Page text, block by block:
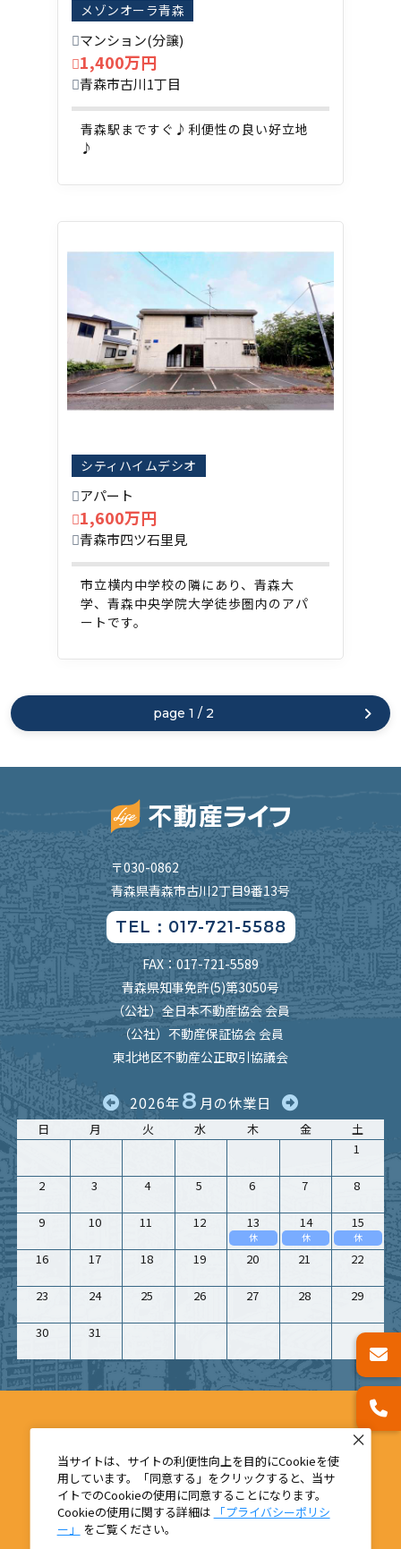
メゾンオーラ青森
マンション(分譲)
1,400万円
青森市古川1丁目
青森駅まですぐ♪利便性の良い好立地
♪
シティハイムデシオ
アパート
1,600万円
青森市四ツ石里見
市立横内中学校の隣にあり、青森大
学、青森中央学院大学徒歩圏内のアパ
ートです。
page 1 / 2
〒030-0862
青森県青森市古川2丁目9番13号
TEL：017-721-5588
FAX：017-721-5589
青森県知事免許(5)第3050号
（公社）全日本不動産協会 会員
（公社）不動産保証協会 会員
東北地区不動産公正取引協議会
2026年8 月の休業日
日 月 火 水 木 金
土
1
2 3 4 5 6 7 8
9 10 11 12 13
休
14
休
15
休
16 17 18 19 20 21 22
23 24 25 26 27 28 29
30 31
当サイトは、サイトの利便性向上を目的にCookieを使
用しています。「同意する」をクリックすると、当サ
イトでのCookieの使用に同意することになります。
Cookieの使用に関する詳細は
「プライバシーポリシ
ー」
をご覧ください。